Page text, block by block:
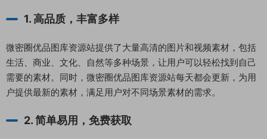
1. 高品质，丰富多样
微密圈优品图库资源站提供了大量高清的图片和视频素材，包括
生活、商业、文化、自然等多种场景，让用户可以轻松找到自己
需要的素材。同时，微密圈优品图库资源站每天都会更新，为用
户提供最新的素材，满足用户对不同场景素材的需求。
2. 简单易用，免费获取